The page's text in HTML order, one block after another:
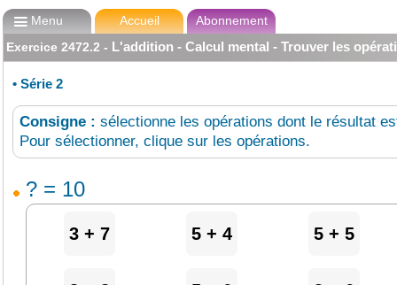
Menu Accueil
Abonnement
Exercice 2472.2 - L'addition - Calcul mental - Trouver les
• Série 2
Consigne : sélectionne les opérations dont le résultat
Pour sélectionner, clique sur les opérations.
? = 10
3 + 7 5 + 4 5 + 5